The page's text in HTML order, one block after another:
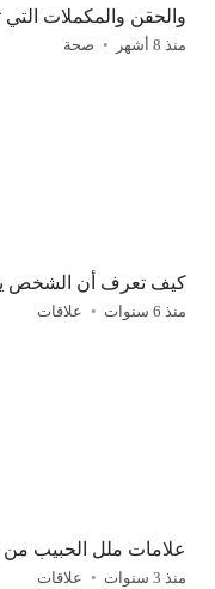
والحقن والمكملات
منذ 8 أشهر صحة
كيف تعرف أن الشخص
منذ 6 سنوات علاقات
علامات ملل الحبيب من
منذ 3 سنوات علاقات